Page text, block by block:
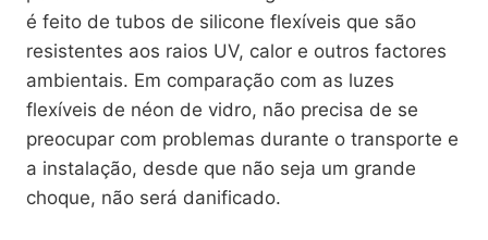
é feito de tubos de silicone flexíveis que são
resistentes aos raios UV, calor e outros factores
ambientais. Em comparação com as luzes
flexíveis de néon de vidro, não precisa de se
preocupar com problemas durante o transporte e
a instalação, desde que não seja um grande
choque, não será danificado.